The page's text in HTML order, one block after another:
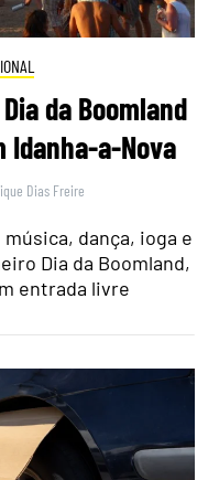
da Boomland
a-Nova
Dias Freire
dança, ioga e
Dia da Boomland,
entrada livre